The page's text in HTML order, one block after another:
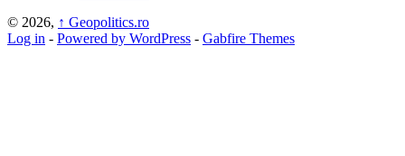
© 2026, ↑ Geopolitics.ro
Log in - Powered by WordPress - Gabfire Themes